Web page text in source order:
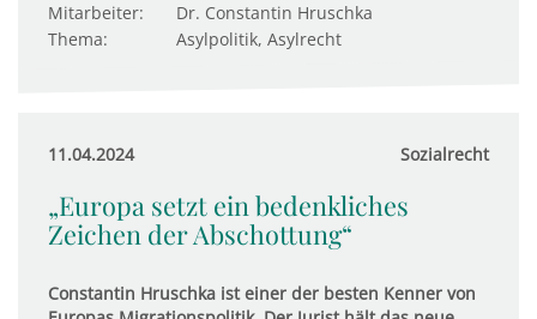
Mitarbeiter:
Dr. Constantin Hruschka
Thema:
Asylpolitik, Asylrecht
11.04.2024 Sozialrecht
„Europa setzt ein bedenkliches
Zeichen der Abschottung“
Constantin Hruschka ist einer der besten Kenner von